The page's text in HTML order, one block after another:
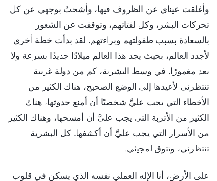
وأغلقت عيناي عن الظروف فيها، وأشحتُ بوجهي عن كل
تحركات البشر، وكل لفتاتهم، وتوقفت عن الشعور
بالسعادة بسبب طفولتهم وبراءتهم. لقد بدأت خطة أخرى
لأجدد العالم، بحيث يجد هذا العالم ميلادًا جديدًا بسرعة ولا
يعد مغمورًا. في وسط البشرية، كم من دولة غريبة
تنتظرني لأعيدها إلى الوضع الصحيح، هناك الكثير من
الأخطاء التي يجب عليَّ شخصيًا أن أمنع حدوثها، هناك
الكثير من الأتربة التي يجب عليَّ أن أمسحها، وهناك الكثير
من الأسرار التي يجب عليَّ أن أكشفها. كل البشرية
تنتظرني، وتتوق لمجيئي.
على الأرض، أنا الإله العملي نفسه الذي يسكن في قلوب